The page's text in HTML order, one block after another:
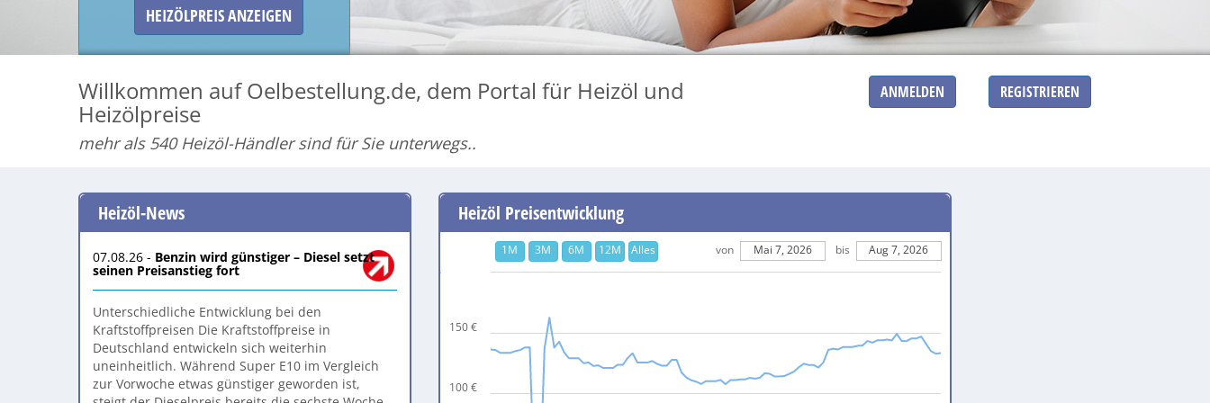
HEIZÖLPREIS ANZEIGEN
Willkommen auf Oelbestellung.de, dem Portal für Heizöl und
Heizölpreise
mehr als 540 Heizöl-Händler sind für Sie unterwegs..
ANMELDEN REGISTRIEREN
Heizöl-News
07.08.26 - Benzin wird günstiger – Diesel setzt
seinen Preisanstieg fort
Unterschiedliche Entwicklung bei den
Kraftstoffpreisen Die Kraftstoffpreise in
Deutschland entwickeln sich weiterhin
uneinheitlich. Während Super E10 im Vergleich
zur Vorwoche etwas günstiger geworden ist,
Heizöl Preisentwicklung
1M 3M 6M 12M Alles von Mai 7, 2026 bis Aug 7, 2026
100 €
150 €